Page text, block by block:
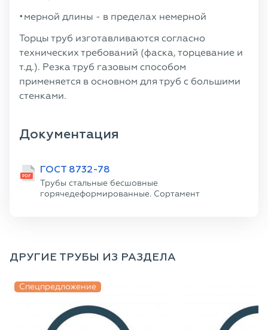
мерной длины - в пределах немерной
Торцы труб изготавливаются согласно
технических требований (фаска, торцевание и
т.д.). Резка труб газовым способом
применяется в основном для труб с большими
стенками.
Документация
ГОСТ 8732-78
Трубы стальные бесшовные
горячедеформированные. Сортамент
ДРУГИЕ ТРУБЫ ИЗ РАЗДЕЛА
Спецпредложение